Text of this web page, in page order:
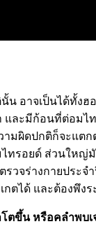
น อาจเป็นได้ทั้งฮ
และมีก้อนที่ต่อมไ
ามผิดปกติก็จะแตก
ทรอยด์ ส่วนใหญ่มั
รวจร่างกายประจ
กตได้ และต้องพึงร
โตขึ้น หรือคลำพบ